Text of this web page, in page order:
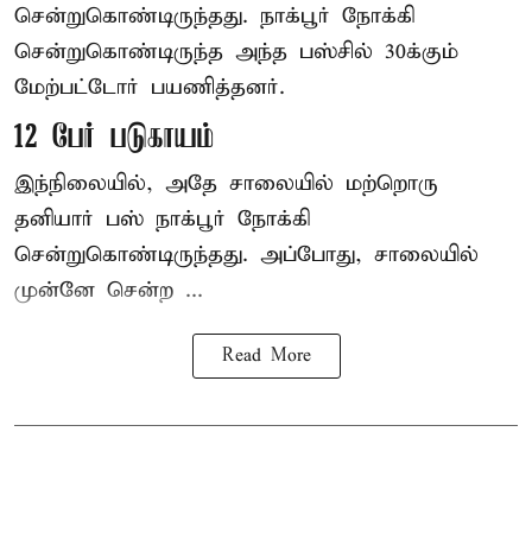
சென்றுகொண்டிருந்தது. நாக்பூர் நோக்கி
சென்றுகொண்டிருந்த அந்த பஸ்சில் 30க்கும்
மேற்பட்டோர் பயணித்தனர்.
12 பேர் படுகாயம்
இந்நிலையில், அதே சாலையில் மற்றொரு
தனியார் பஸ் நாக்பூர் நோக்கி
சென்றுகொண்டிருந்தது. அப்போது, சாலையில்
முன்னே சென்ற ...
Read More